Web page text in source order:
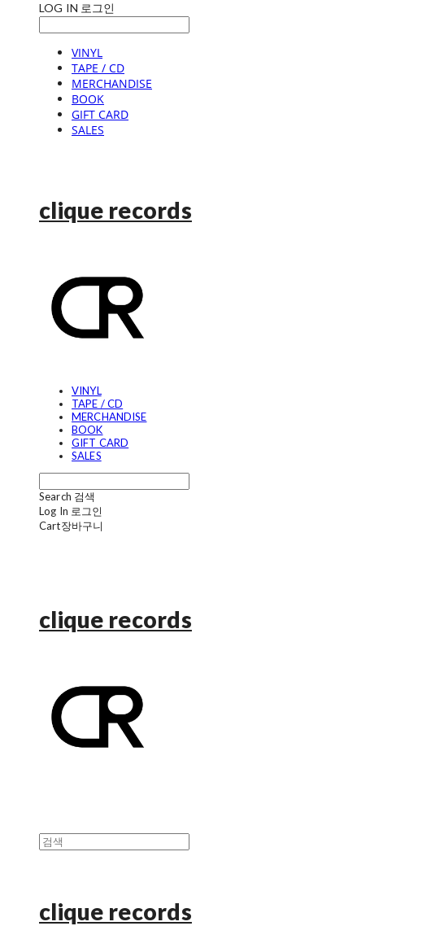
LOG IN 로그인
VINYL
TAPE / CD
MERCHANDISE
BOOK
GIFT CARD
SALES
clique records
VINYL
TAPE / CD
MERCHANDISE
BOOK
GIFT CARD
SALES
Search 검색
Log In 로그인
Cart장바구니
clique records
clique records